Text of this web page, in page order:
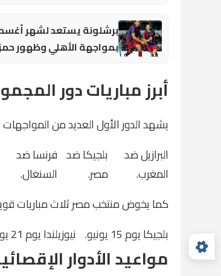
برشلونة يستعد لشهر
بمواجهة الأهلي وظهور
أبرز مباريات دور
يشهد الدور الأول العديد من المواجهات
البرازيل ضد
المغرب.
بلجيكا ضد
مصر.
فرنسا ضد
السنغال.
كما يخوض منتخب مصر ثلاث مباريات
بلجيكا يوم 15 يونيو.
نيوزيلندا يوم 21 يونيو.
مواعيد الأدوار